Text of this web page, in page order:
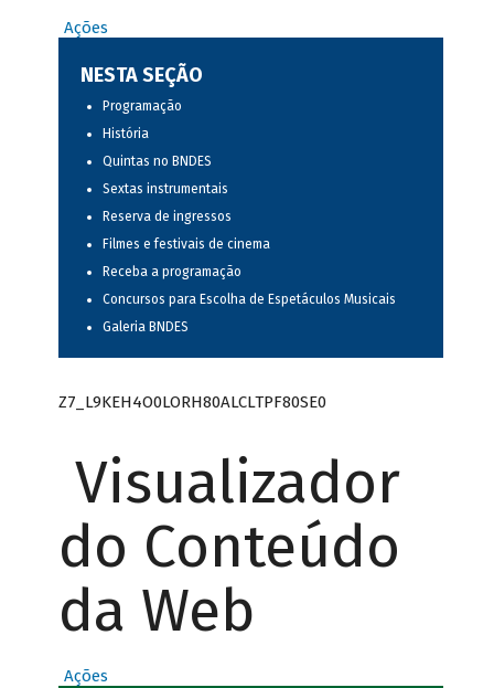
Ações
NESTA SEÇÃO
Programação
História
Quintas no BNDES
Sextas instrumentais
Reserva de ingressos
Filmes e festivais de cinema
Receba a programação
Concursos para Escolha de Espetáculos Musicais
Galeria BNDES
Z7_L9KEH4O0LORH80ALCLTPF80SE0
Visualizador
do Conteúdo
da Web
Ações